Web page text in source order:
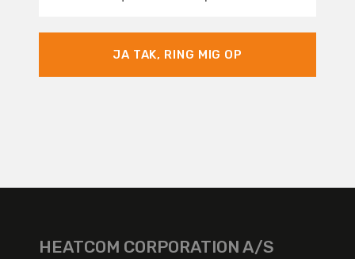
JA TAK, RING MIG OP
HEATCOM CORPORATION A/S